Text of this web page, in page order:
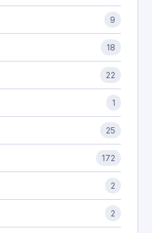
9
18
22
1
25
172
2
2